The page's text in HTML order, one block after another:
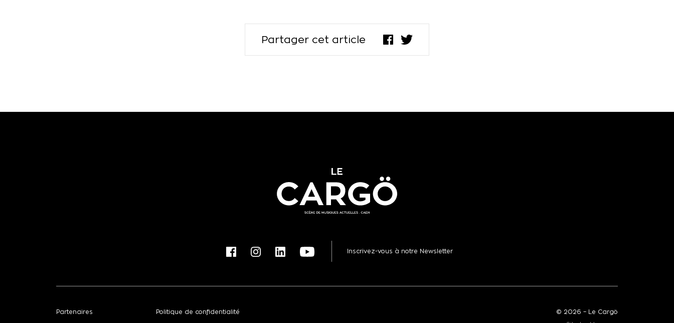
Partager cet article
Inscrivez-vous à notre Newsletter
Partenaires Politique de confidentialité
© 2026 – Le Cargö